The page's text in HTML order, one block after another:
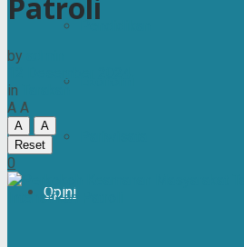
Opini
Patroli
by
in
Tarakan
A A
A
A
Reset
0